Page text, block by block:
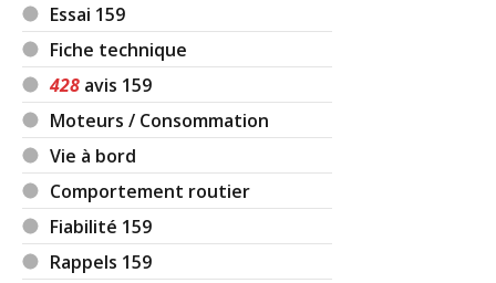
Essai 159
Fiche technique
428 avis 159
Moteurs / Consommation
Vie à bord
Comportement routier
Fiabilité 159
Rappels 159